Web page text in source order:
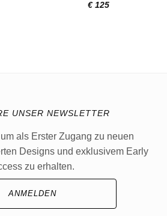
€125
UNSER NEWSLETTER
als Erster Zugang zu neuen
Designs und exklusivem Early
zu erhalten.
ANMELDEN